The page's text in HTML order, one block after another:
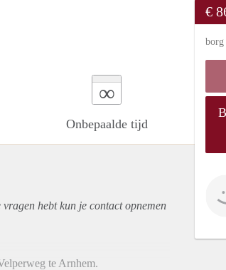
∞
Onbepaalde tijd
€
borg
hebt kun je contact opnemen
te Arnhem.